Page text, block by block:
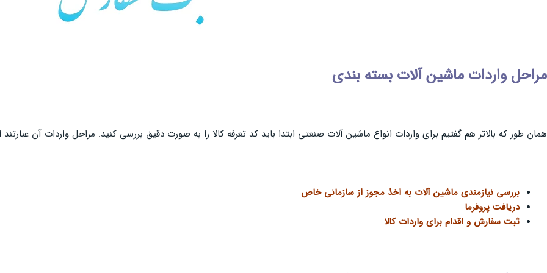
مراحل واردات ماشین آلات بسته بندی
همان طور که بالاتر هم گفتیم برای واردات انواع ماشین آلات صنعتی ابتدا باید کد تعرفه کالا را به صورت دقیق بررسی کنید. مراحل واردات آن عبارتند
بررسی نیازمندی ماشین آلات به اخذ مجوز از سازمانی خاص
دریافت پروفرما
ثبت سفارش و اقدام برای واردات کالا